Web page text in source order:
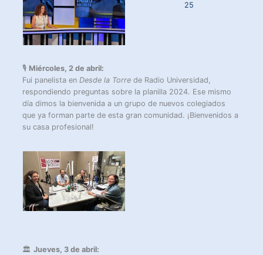
25
🎙 Miércoles, 2 de abril:
Fui panelista enDesde la Torre de Radio Universidad,
respondiendo preguntas sobre la planilla 2024. Ese mismo
día dimos la bienvenida a un grupo de nuevos colegiados
que ya forman parte de esta gran comunidad. ¡Bienvenidos a
su casa profesional!
🏛Jueves, 3 de abril: